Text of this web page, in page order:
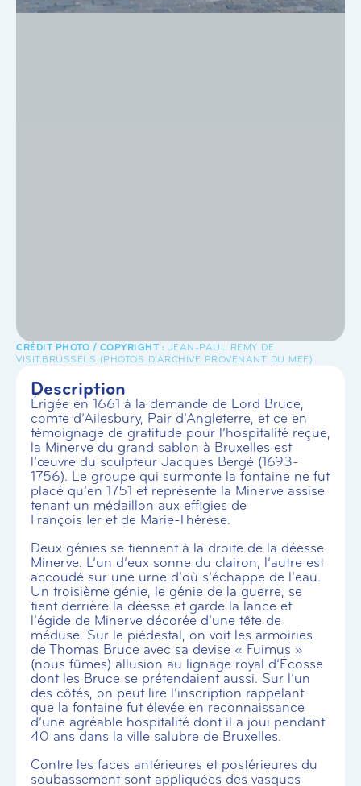
JEAN-PAUL REMY DE
VISIT.BRUSSELS (PHOTOS D'ARCHIVE PROVENANT DU MEF)
Description
Érigée en 1661 à la demande de Lord Bruce,
comte d’Ailesbury, Pair d’Angleterre, et ce en
témoignage de gratitude pour l’hospitalité reçue,
la Minerve du grand sablon à Bruxelles est
l’œuvre du sculpteur Jacques Bergé (1693-
1756). Le groupe qui surmonte la fontaine ne fut
placé qu’en 1751 et représente la Minerve assise
tenant un médaillon aux effigies de
François Ier et de Marie-Thérèse.
Deux génies se tiennent à la droite de la déesse
Minerve. L’un d’eux sonne du clairon, l’autre est
accoudé sur une urne d’où s’échappe de l’eau.
Un troisième génie, le génie de la guerre, se
tient derrière la déesse et garde la lance et
l’égide de Minerve décorée d’une tête de
méduse. Sur le piédestal, on voit les armoiries
de Thomas Bruce avec sa devise « Fuimus »
(nous fûmes) allusion au lignage royal d’Écosse
dont les Bruce se prétendaient aussi. Sur l’un
des côtés, on peut lire l’inscription rappelant
que la fontaine fut élevée en reconnaissance
d’une agréable hospitalité dont il a joui pendant
40 ans dans la ville salubre de Bruxelles.
Contre les faces antérieures et postérieures du
soubassement sont appliquées des vasques